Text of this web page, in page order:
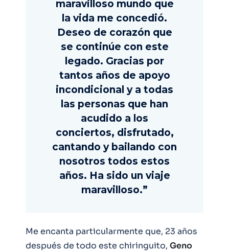
maravilloso mundo que
la vida me concedió.
Deseo de corazón que
se continúe con este
legado. Gracias por
tantos años de apoyo
incondicional y a todas
las personas que han
acudido a los
conciertos, disfrutado,
cantando y bailando con
nosotros todos estos
años. Ha sido un viaje
maravilloso.”
Me encanta particularmente que, 23 años
después de todo este chiringuito, Geno